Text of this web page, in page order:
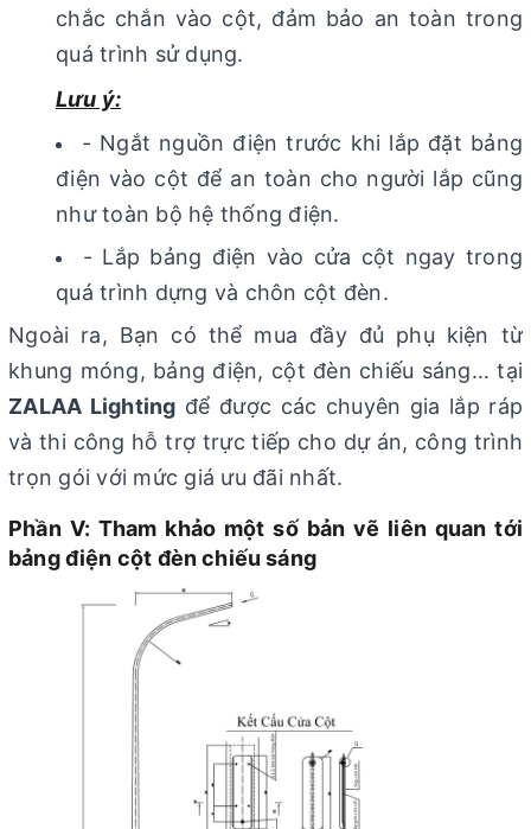
chắc chắn vào cột, đảm bảo an toàn trong
quá trình sử dụng.
Lưu ý:
- Ngắt nguồn điện trước khi lắp đặt bảng
điện vào cột để an toàn cho người lắp cũng
như toàn bộ hệ thống điện.
- Lắp bảng điện vào cửa cột ngay trong
quá trình dựng và chôn cột đèn.
Ngoài ra, Bạn có thể mua đầy đủ phụ kiện từ
khung móng, bảng điện, cột đèn chiếu sáng… tại
ZALAA Lighting để được các chuyên gia lắp ráp
và thi công hỗ trợ trực tiếp cho dự án, công trình
trọn gói với mức giá ưu đãi nhất.
Phần V: Tham khảo một số bản vẽ liên quan tới
bảng điện cột đèn chiếu sáng